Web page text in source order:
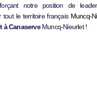
notre position de
tout le territoire français Muncq-
à CanaserveMuncq-Nieurlet !